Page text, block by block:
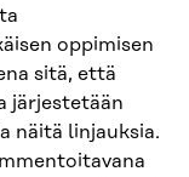
oppimisen
sitä, että
järjestetään
näitä linjauksia.